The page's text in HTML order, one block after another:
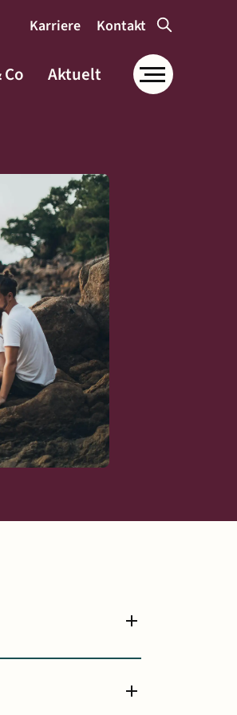
Karriere Kontakt
Aktuelt
Om Ytterbøl &
Co
Samfunnsansvar og
miljø
Prisopplysninger
Oppdragsvilkår
Samarbeidspartnere